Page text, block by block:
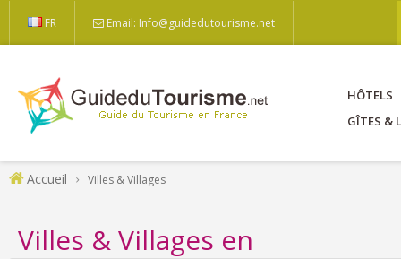
FR Email: Info@guidedutourisme.net
HÔTELS
GÎTES &
Accueil Villes & Villages
Villes & Villages en